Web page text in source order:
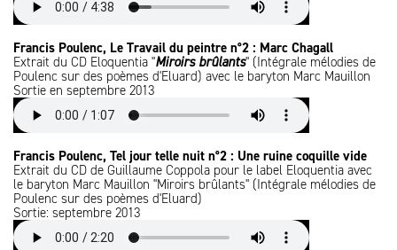
Francis Poulenc, Le Travail du peintre n°2 : Marc Chagall
Extrait du CD Eloquentia "Miroirs brûlants" (Intégrale mélodies de
Poulenc sur des poèmes d'Eluard) avec le baryton Marc Mauillon
Sortie en septembre 2013
Francis Poulenc, Tel jour telle nuit n°2 : Une ruine coquille vide
Extrait du CD de Guillaume Coppola pour le label Eloquentia avec
le baryton Marc Mauillon "Miroirs brûlants" (Intégrale mélodies de
Poulenc sur des poèmes d'Eluard)
Sortie: septembre 2013